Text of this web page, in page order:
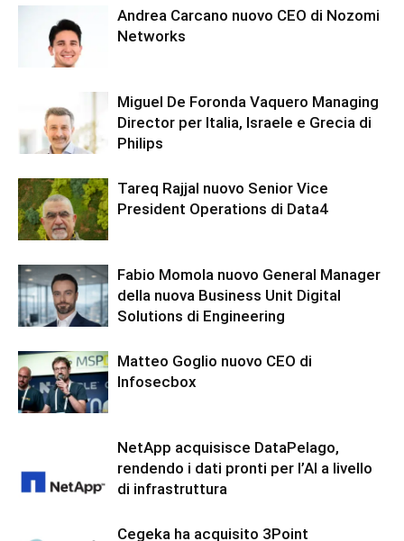
Andrea Carcano nuovo CEO di Nozomi
Networks
Miguel De Foronda Vaquero Managing
Director per Italia, Israele e Grecia di
Philips
Tareq Rajjal nuovo Senior Vice
President Operations di Data4
Fabio Momola nuovo General Manager
della nuova Business Unit Digital
Solutions di Engineering
Matteo Goglio nuovo CEO di
Infosecbox
NetApp acquisisce DataPelago,
rendendo i dati pronti per l’AI a livello
di infrastruttura
Cegeka ha acquisito 3Point